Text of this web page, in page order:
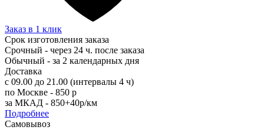
Заказ в 1 клик
Срок изготовления заказа
Срочный - через 24 ч. после заказа
Обычный - за 2 календарных дня
Доставка
с 09.00 до 21.00 (интервалы 4 ч)
по Москве - 850 р
за МКАД - 850+40р/км
Подробнее
Самовывоз